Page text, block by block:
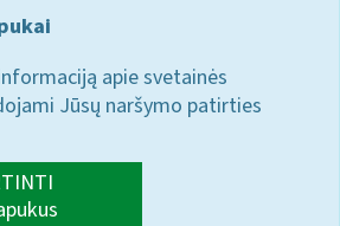
apie svetainės
Jūsų naršymo patirties